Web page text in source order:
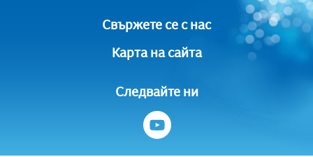
Свържете се с нас
Карта на сайта
Следвайте ни